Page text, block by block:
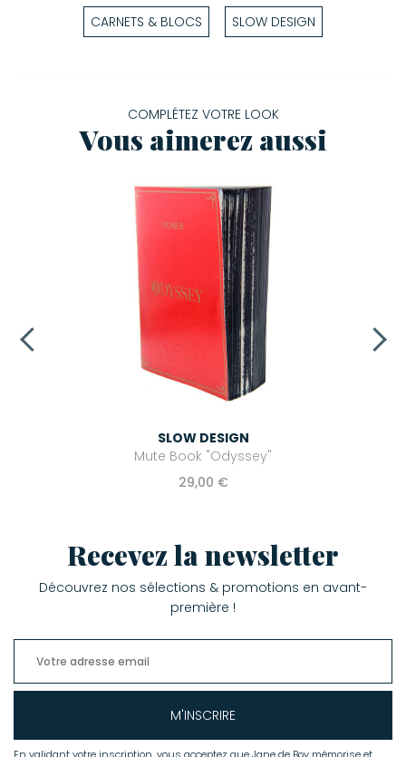
CARNETS & BLOCS SLOW DESIGN
COMPLÉTEZ VOTRE LOOK
Vous aimerez aussi
SLOW DESIGN
Mute Book "Odyssey"
29,00 €
Recevez la newsletter
Découvrez nos sélections & promotions en avant-
première !
M'INSCRIRE
En validant votre inscription, vous acceptez que Jane de Boy mémorise et